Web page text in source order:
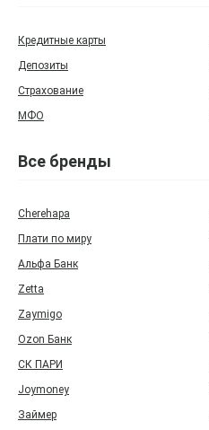
Кредитные карты
Депозиты
Страхование
МФО
Все бренды
Cherehapa
Плати по миру
Альфа Банк
Zetta
Zaymigo
Ozon Банк
СК ПАРИ
Joymoney
Займер